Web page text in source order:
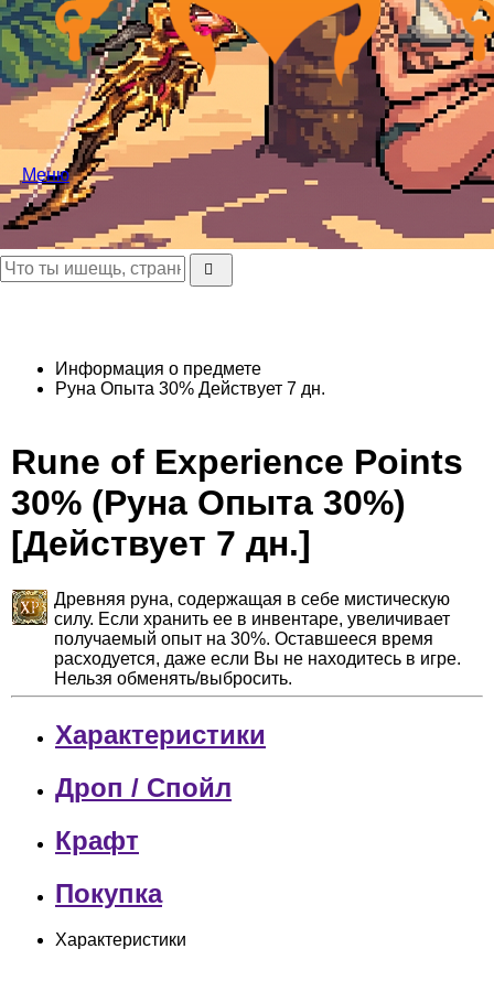
Меню
Информация о предмете
Руна Опыта 30% Действует 7 дн.
Rune of Experience Points
30% (Руна Опыта 30%)
[Действует 7 дн.]
Древняя руна, содержащая в себе мистическую
силу. Если хранить ее в инвентаре, увеличивает
получаемый опыт на 30%. Оставшееся время
расходуется, даже если Вы не находитесь в игре.
Нельзя обменять/выбросить.
Характеристики
Дроп / Спойл
Крафт
Покупка
Характеристики